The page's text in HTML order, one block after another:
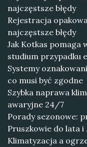
najczęstsze błędy
Rejestracja
najczęstsze błędy
Jak Kotkas
studium przypadku
Systemy
co musi być zgodne
Szybka naprawa
awaryjne 24/7
Porady sezonowe:
Pruszkowie do lata i
Klimatyzacja a